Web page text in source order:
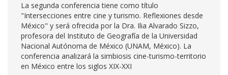
La segunda conferencia tiene como título
"Intersecciones entre cine y turismo. Reflexiones desde
México" y será ofrecida por la Dra. Ilia Alvarado Sizzo,
profesora del Instituto de Geografía de la Universidad
Nacional Autónoma de México (UNAM, México). La
conferencia analizará la simbiosis cine-turismo-territorio
en México entre los siglos XIX-XXI